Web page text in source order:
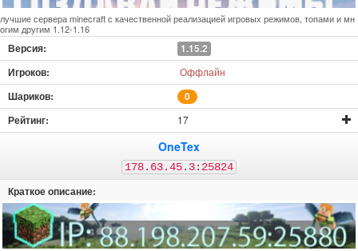
лучшие сервера minecraft с качественной реализацией игровых режимов, топами и мн
огим другим 1.12-1.16
1.15.2
Оффлайн
0
17
OneTex
178.63.45.3:25824